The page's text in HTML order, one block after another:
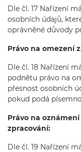
Dle čl. 17 Nařízení
osobních údajů,
oprávněné důvody
Právo na omezení
Dle čl. 18 Nařízení
podnětu právo na
přesnost osobních
pokud podá
Právo na
zpracování:
Dle čl. 19 Nařízení